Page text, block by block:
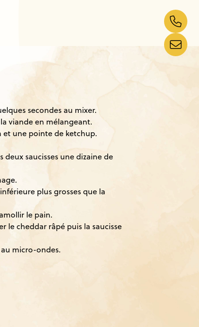
secondes au mixer.
viande en mélangeant.
et une pointe de ketchup.
deux saucisses une dizaine de
plus grosses que la
le pain.
le cheddar râpé puis la saucisse
micro-ondes.